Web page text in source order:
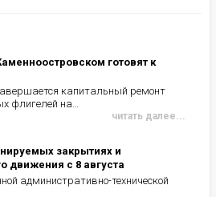
готовят к
капитальный ремонт
флигелей на…
читать далее...
закрытиях и
движения с 8 августа
административно-технической